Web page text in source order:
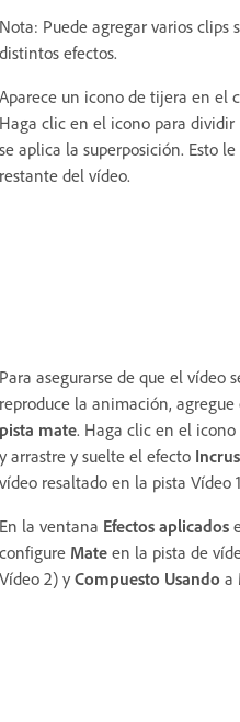
Nota: Puede agregar varios clips
distintos efectos.
Aparece un icono de tijera en el
Haga clic en el icono para
se aplica la superposición. Esto
restante del vídeo.
Para asegurarse de que el vídeo
reproduce la animación, agregue
pista mate. Haga clic en el
y arrastre y suelte el efecto
vídeo resaltado en la pista Vídeo
En la ventana Efectos aplicados
configure Mate en la pista de
Vídeo 2) y Compuesto Usando a